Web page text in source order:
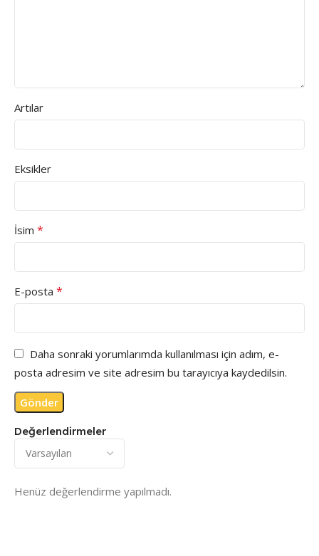
Değerlendirmeler
Henüz değerlendirme yapılmadı.
Artılar
Eksikler
İsim *
E-posta *
Daha sonraki yorumlarımda kullanılması için adım, e-
posta adresim ve site adresim bu tarayıcıya kaydedilsin.